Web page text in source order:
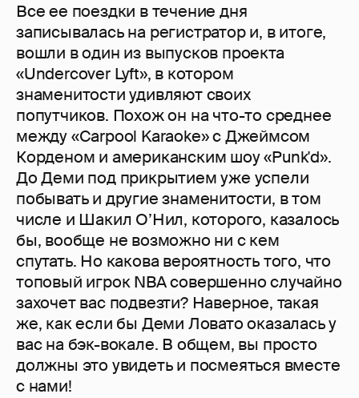
Все ее поездки в течение дня
записывалась на регистратор и, в итоге,
вошли в один из выпусков проекта
«Undercover Lyft», в котором
знаменитости удивляют своих
попутчиков. Похож он на что-то среднее
между «Carpool Karaoke» c Джеймсом
Корденом и американским шоу «Punk'd».
До Деми под прикрытием уже успели
побывать и другие знаменитости, в том
числе и Шакил О’Нил, которого, казалось
бы, вообще не возможно ни с кем
спутать. Но какова вероятность того, что
топовый игрок NBA совершенно случайно
захочет вас подвезти? Наверное, такая
же, как если бы Деми Ловато оказалась у
вас на бэк-вокале. В общем, вы просто
должны это увидеть и посмеяться вместе
с нами!